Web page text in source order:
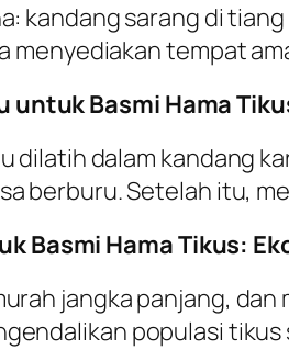
: kandang sarang di
menyediakan tempat
Basmi Hama
dalam kandang
berburu. Setelah itu,
Basmi Hama Tikus:
jangka panjang,
populasi tikus